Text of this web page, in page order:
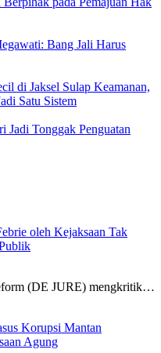
Bang Jali Harus
di Jaksel Sulap Keamanan,
Satu Sistem
Jadi Tonggak Penguatan
oleh Kejaksaan Tak
(DE JURE) mengkritik…
Korupsi Mantan
Agung